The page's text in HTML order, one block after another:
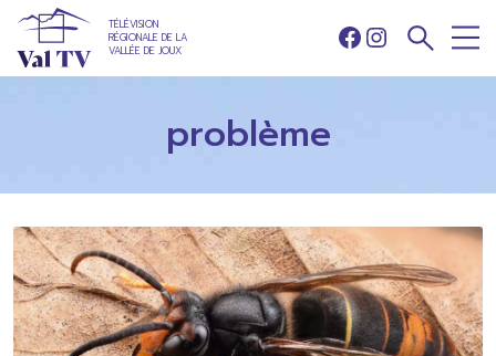
TÉLÉVISION
RÉGIONALE DE LA
VALLÉE DE JOUX
Facebook
Instagram
problème